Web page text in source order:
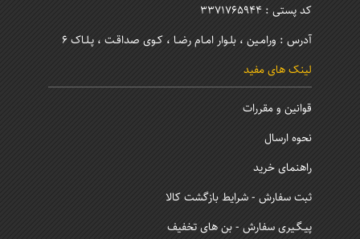
کد پستی : 3371765944
آدرس : ورامـین ، بلـوار امـام رضـا ، کـوی صداقـت ، پـلـاک 6
لینک های مفید
قوانین و مقررات
نحوه ارسال
راهنمای خرید
ثبت سفارش - شرایط بازگشت کالا
پیـگـیری سفارش - بن های تخفیف